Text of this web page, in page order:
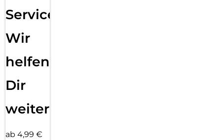
Service:
Wir
helfen
Dir
weiter
ab 4,99 €